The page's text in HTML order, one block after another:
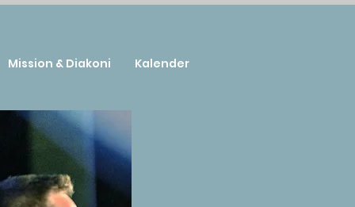
Mission & Diakoni Kalender